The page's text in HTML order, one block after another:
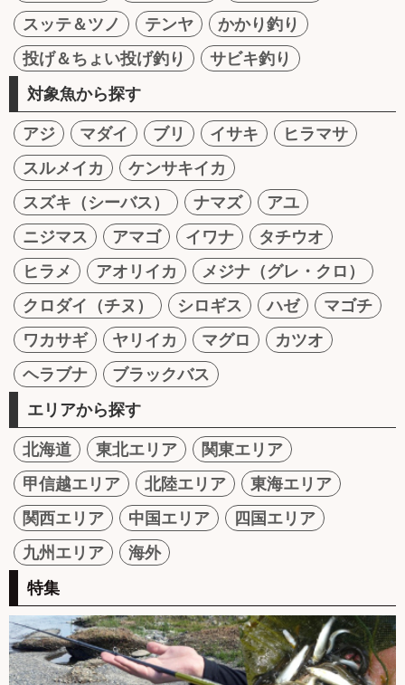
スッテ＆ツノ
テンヤ
かかり釣り
投げ＆ちょい投げ釣り
サビキ釣り
対象魚から探す
アジ マダイ ブリ イサキ
ヒラマサ
スルメイカ
ケンサキイカ
スズキ（シーバス）
ナマズ
アユ
ニジマス
アマゴ イワナ
タチウオ
ヒラメ
アオリイカ
メジナ（グレ・クロ）
クロダイ（チヌ）
シロギス ハゼ
マゴチ
ワカサギ
ヤリイカ マグロ
カツオ
ヘラブナ
ブラックバス
エリアから探す
北海道 東北エリア
関東エリア
甲信越エリア
北陸エリア
東海エリア
関西エリア
中国エリア
四国エリア
九州エリア
海外
特集